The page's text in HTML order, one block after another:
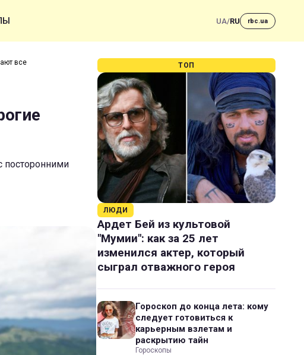
UA/RU rbc.ua
все
посторонними
ТОП
ЛЮДИ
Ардет Бей из культовой
"Мумии": как за 25 лет
изменился актер, который
сыграл отважного героя
Гороскоп до конца лета: кому
следует готовиться к
карьерным взлетам и
раскрытию тайн
Гороскопы